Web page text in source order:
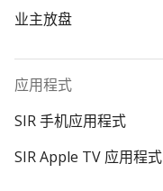
业主放盘
应用程式
SIR 手机应用程式
SIR Apple TV 应用程式